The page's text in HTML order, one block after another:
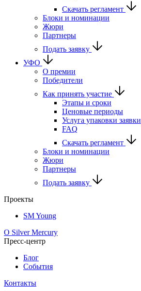
Скачать регламент
Блоки и номинации
Жюри
Партнеры
Подать заявку
УФО
О премии
Победители
Как принять участие
Этапы и сроки
Ценовые периоды
Услуга упаковки заявки
FAQ
Скачать регламент
Блоки и номинации
Жюри
Партнеры
Подать заявку
Проекты
SM Young
О Silver Mercury
Пресс-центр
Блог
События
Контакты